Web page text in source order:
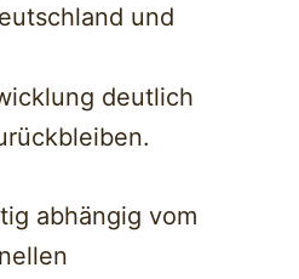
und
deutlich
abhängig vom